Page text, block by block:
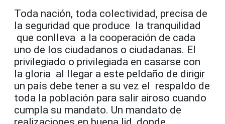
Toda nación, toda colectividad, precisa de
la seguridad que produce la tranquilidad
que conlleva a la cooperación de cada
uno de los ciudadanos o ciudadanas. El
privilegiado o privilegiada en casarse con
la gloria al llegar a este peldaño de dirigir
un país debe tener a su vez el respaldo de
toda la población para salir airoso cuando
cumpla su mandato. Un mandato de